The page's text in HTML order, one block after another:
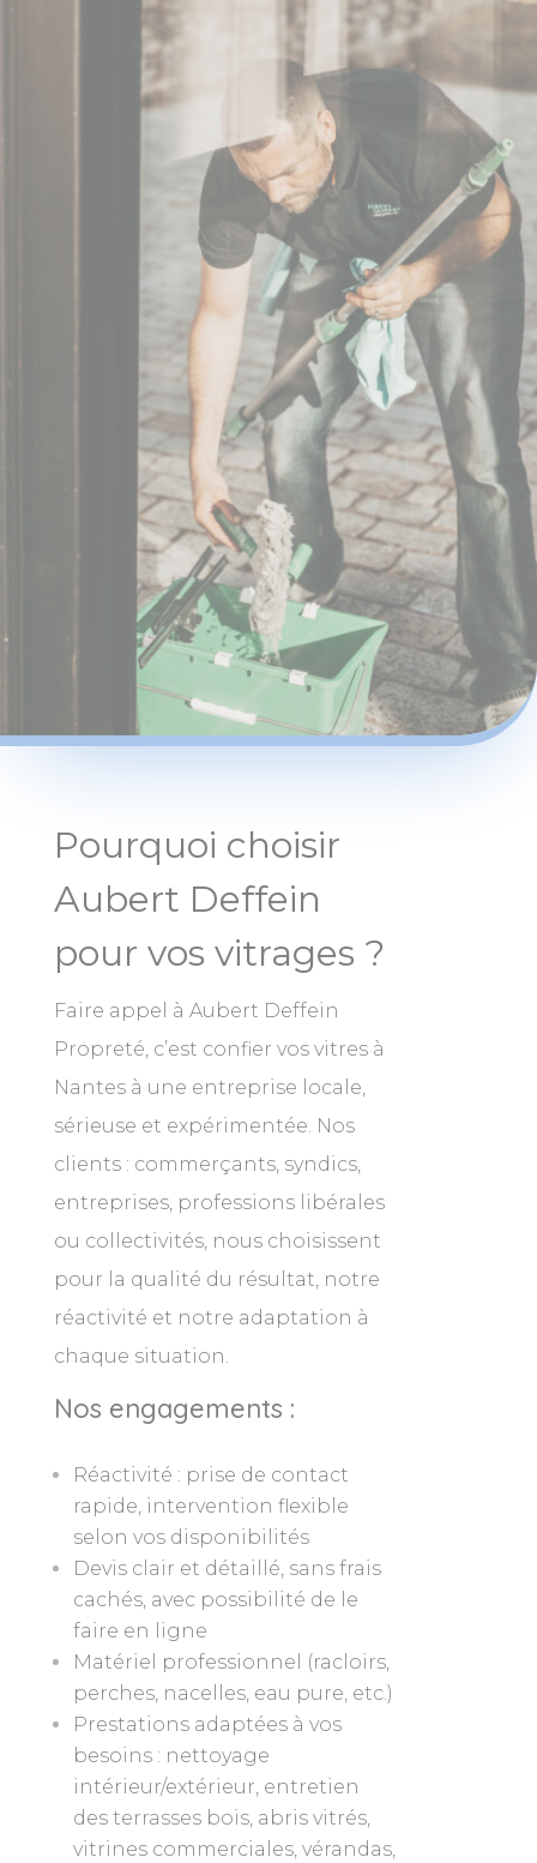
Pourquoi choisir
Aubert Deffein
pour vos vitrages ?
Faire appel à Aubert Deffein
Propreté, c’est confier vos vitres à
Nantes à une entreprise locale,
sérieuse et expérimentée. Nos
clients : commerçants, syndics,
entreprises, professions libérales
ou collectivités, nous choisissent
pour la qualité du résultat, notre
réactivité et notre adaptation à
chaque situation.
Nos engagements :
Réactivité : prise de contact
rapide, intervention flexible
selon vos disponibilités
Devis clair et détaillé, sans frais
cachés, avec possibilité de le
faire en ligne
Matériel professionnel (racloirs,
perches, nacelles, eau pure, etc.)
Prestations adaptées à vos
besoins : nettoyage
intérieur/extérieur, entretien
des terrasses bois, abris vitrés,
vitrines commerciales, vérandas,